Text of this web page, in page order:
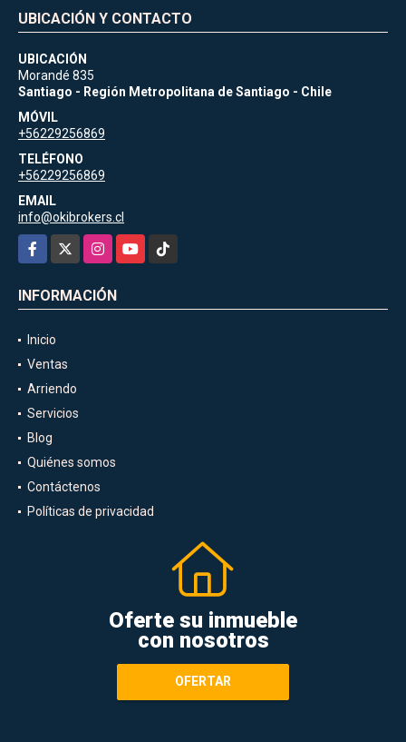
UBICACIÓN Y CONTACTO
UBICACIÓN
Morandé 835
Santiago - Región Metropolitana de Santiago - Chile
MÓVIL
+56229256869
TELÉFONO
+56229256869
EMAIL
info@okibrokers.cl
Facebook
InstagramYouTubeTikTok
INFORMACIÓN
Inicio
Ventas
Arriendo
Servicios
Blog
Quiénes somos
Contáctenos
Políticas de privacidad
Oferte su inmueble
con nosotros
OFERTAR